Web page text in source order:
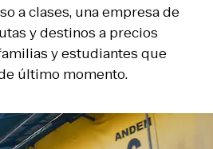
a clases, una empresa de
y destinos a precios
y estudiantes que
último momento.